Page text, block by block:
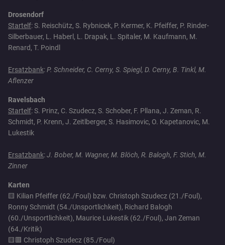
Drosendorf
Startelf: S. Reischütz, S. Rybnicek, P. Kermer, K. Pfeiffer, P. Rinder-
Silberbauer, L. Haberl, L. Drapak, L. Spitaler, M. Kaufmann, M.
Renard, T. Poindl
Ersatzbank:P. Schneider, C. Cerny, S. Spiegl, D. Cerny, B. Tinkl, M.
Aflenzer
Ravelsbach
Startelf: S. Prinz, C. Szudecz, S. Schober, F. Pllana, J. Zeman, R.
Schmidt, P. Krenn, J. Zeitlberger, S. Hasimovic, O. Kapetanovic, M.
Lukestik
Ersatzbank:J. Bober, M. Wagner, M. Blöch, R. Balogh, F. Stich, M.
Zinner
Karten
🟨 Kilian Pfeiffer (62./Foul) bzw. Christoph Szudecz (21./Foul),
Ronny Schmidt (54./Unsportlichkeit), Richard Balogh
(60./Unsportlichkeit), Maurice Lukestik (62./Foul), Jan Zeman
(64./Kritik)
🟨🟥 Christoph Szudecz (85./Foul)